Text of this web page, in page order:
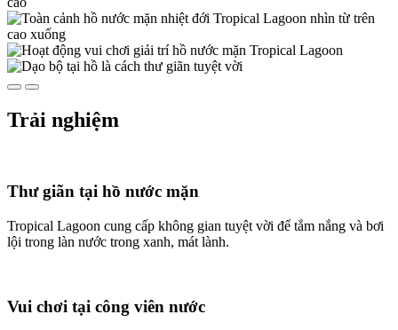
Trải nghiệm
Thư giãn tại hồ nước mặn
Tropical Lagoon cung cấp không gian tuyệt vời để tắm nắng và bơi
lội trong làn nước trong xanh, mát lành.
Vui chơi tại công viên nước